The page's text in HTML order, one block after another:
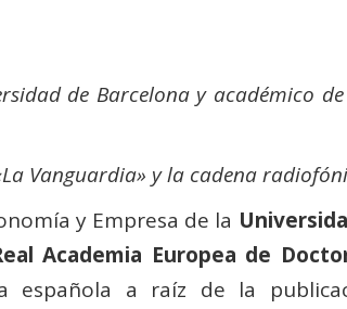
de Barcelona y académico
Vanguardia» y la cadena
y Empresa de la
Academia Europea de
española a raíz de la